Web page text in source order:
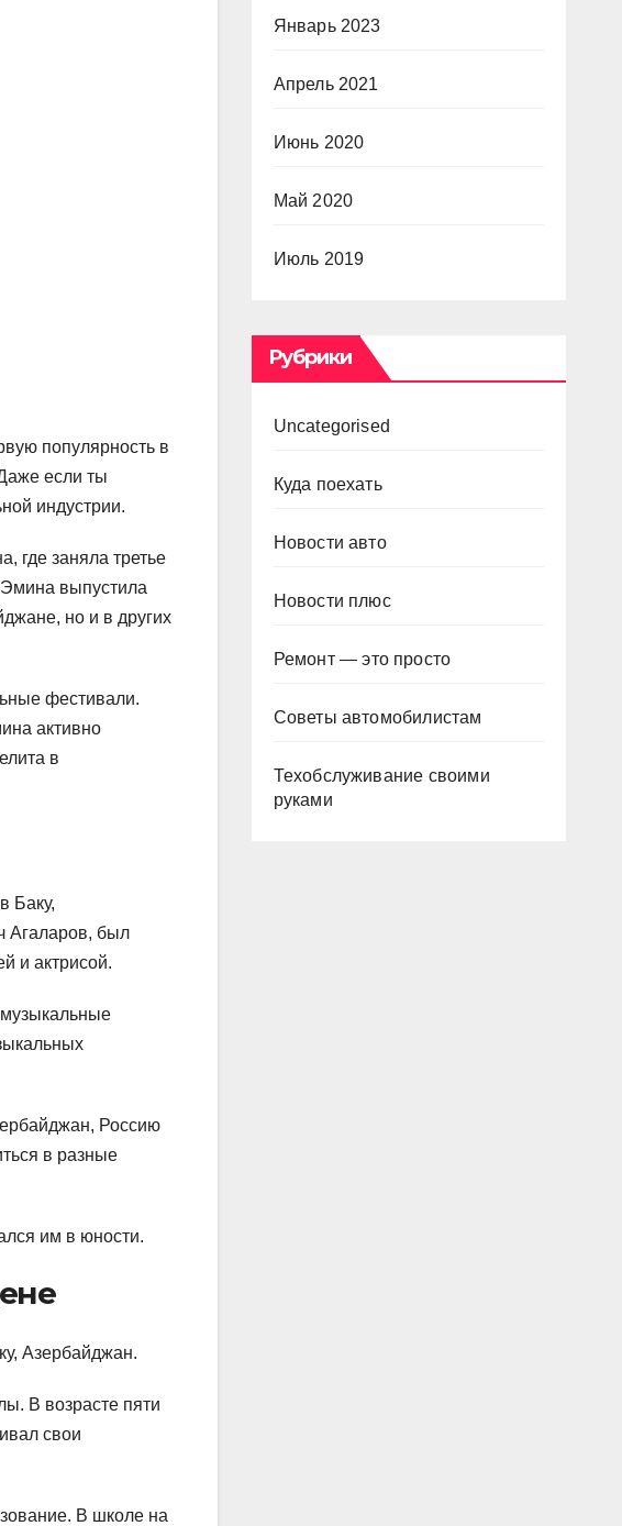
популярность в
если ты
индустрии.
где заняла третье
выпустила
но и в других
фестивали.
активно
в
Баку,
Агаларов, был
и актрисой.
Россию
в разные
им в юности.
Азербайджан.
В возрасте пяти
свои
В школе на
Январь 2023
Апрель 2021
Июнь 2020
Май 2020
Июль 2019
Рубрики
Uncategorised
Куда поехать
Новости авто
Новости плюс
Ремонт — это просто
Советы автомобилистам
Техобслуживание своими
руками